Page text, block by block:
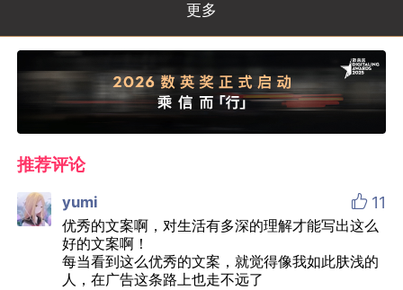
更多
推荐评论
yumi  11
优秀的文案啊，对生活有多深的理解才能写出这么
好的文案啊！
每当看到这么优秀的文案，就觉得像我如此肤浅的
人，在广告这条路上也走不远了